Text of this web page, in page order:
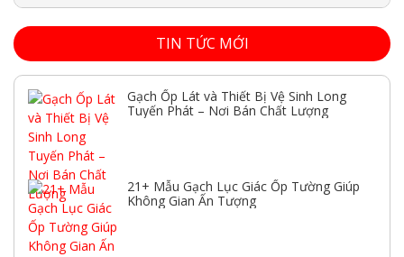
TIN TỨC MỚI
Gạch Ốp Lát và Thiết Bị Vệ Sinh Long
Tuyến Phát – Nơi Bán Chất Lượng
21+ Mẫu Gạch Lục Giác Ốp Tường Giúp
Không Gian Ấn Tượng